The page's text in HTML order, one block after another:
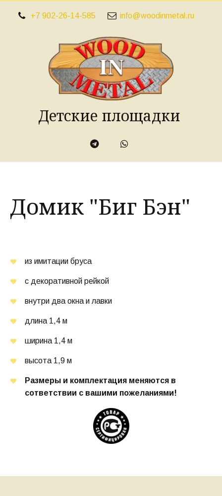
+7 902-26-14-585 info@woodinmetal.ru
Детские площадки
Домик "Биг Бэн"
из имитации бруса
с декоративной рейкой
внутри два окна и лавки
длина 1,4 м
ширина 1,4 м
высота 1,9 м
Размеры и комплектация меняются в
сответствии с вашими пожеланиями!